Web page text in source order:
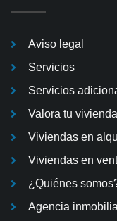
Aviso legal
Servicios
Servicios
Valora tu vivienda
Viviendas en
Viviendas en
¿Quiénes
Agencia